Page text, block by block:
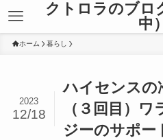
クトロラのブロ
中）
ホーム 暮らし
ハイセンス
（３回目）
ジーのサポー
2023
12/18